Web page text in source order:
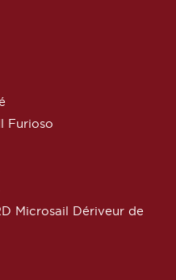
Furioso
Microsail Dériveur de